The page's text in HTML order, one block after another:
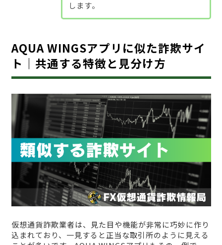
します。
AQUA WINGSアプリに似た詐欺サイ
ト｜共通する特徴と見分け方
仮想通貨詐欺業者は、見た目や機能が非常に巧妙に作り
込まれており、一見すると正当な取引所のように見える